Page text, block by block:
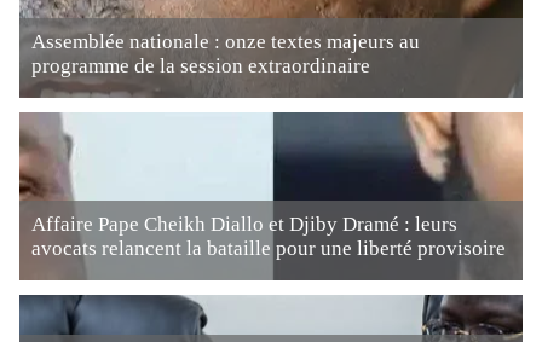
Assemblée nationale : onze textes majeurs au
programme de la session extraordinaire
Affaire Pape Cheikh Diallo et Djiby Dramé : leurs
avocats relancent la bataille pour une liberté provisoire